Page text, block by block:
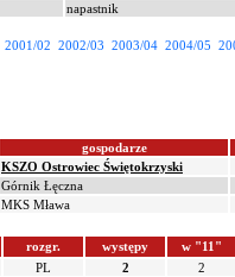
napastnik
2001/02 2002/03 2003/04 2004/05
gospodarze
KSZO Ostrowiec Świętokrzyski
Górnik Łęczna
MKS Mława
rozgr. występy
w "11"
PL 2
2